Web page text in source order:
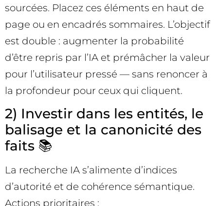
sourcées. Placez ces éléments en haut de
page ou en encadrés sommaires. L’objectif
est double : augmenter la probabilité
d’être repris par l’IA et prémâcher la valeur
pour l’utilisateur pressé — sans renoncer à
la profondeur pour ceux qui cliquent.
2) Investir dans les entités, le
balisage et la canonicité des
faits 📚
La recherche IA s’alimente d’indices
d’autorité et de cohérence sémantique.
Actions prioritaires :